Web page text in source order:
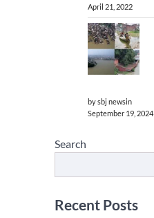
April 21, 2022
by sbj newsin
September 19, 2024
Search
Recent Posts